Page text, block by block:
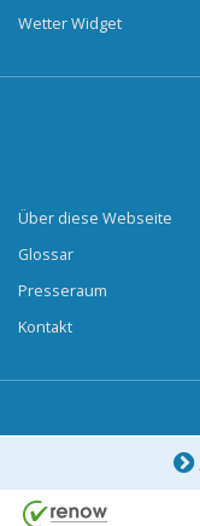
Wetter Widget
Über diese Webseite
Glossar
Presseraum
Kontakt